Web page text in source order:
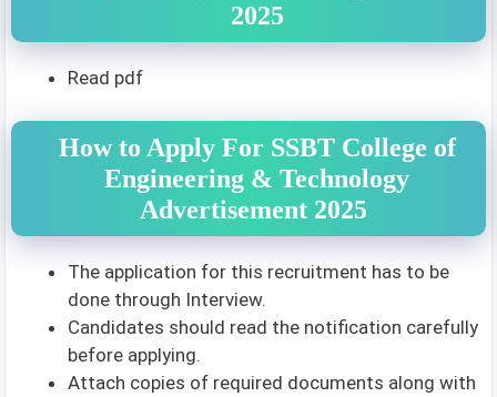
2025
Read pdf
How to Apply For SSBT College of
Engineering & Technology
Advertisement 2025
The application for this recruitment has to be
done through Interview.
Candidates should read the notification carefully
before applying.
Attach copies of required documents along with